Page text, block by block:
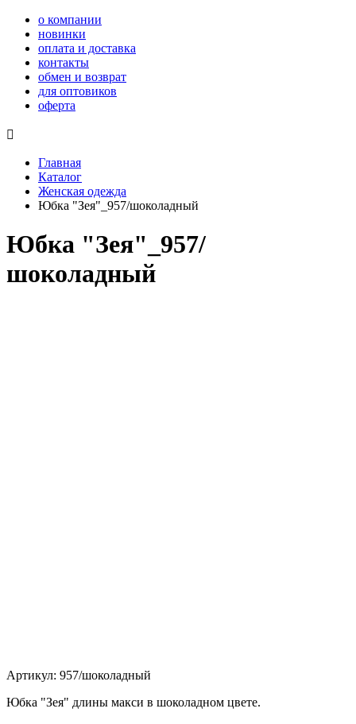
о компании
новинки
оплата и доставка
контакты
обмен и возврат
для оптовиков
оферта

Главная
Каталог
Женская одежда
Юбка "Зея"_957/шоколадный
Юбка "Зея"_957/
шоколадный
Артикул: 957/шоколадный
Юбка "Зея" длины макси в шоколадном цвете.